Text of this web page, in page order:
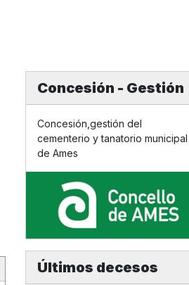
Concesión - Gestión
Concesión,gestión del
cementerio y tanatorio municipal
de Ames
Últimos decesos